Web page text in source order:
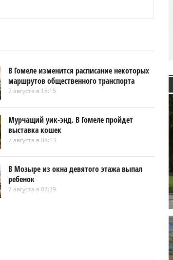
В Гомеле изменится расписание некоторых
маршрутов общественного транспорта
7 августа в 18:15
Мурчащий уик-энд. В Гомеле пройдет
выставка кошек
7 августа в 08:13
В Мозыре из окна девятого этажа выпал
ребенок
7 августа в 07:39